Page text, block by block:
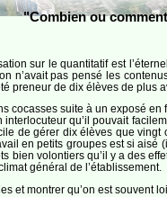
"Combien ou
sur le quantitatif est
n’avait pas pensé les
preneur de dix élèves de plus
cocasses suite à un exposé
interlocuteur qu’il pouvait
de gérer dix élèves que
en petits groupes est si aisé
bien volontiers qu’il y a des
général de l’établissement.
et montrer qu’on est souvent